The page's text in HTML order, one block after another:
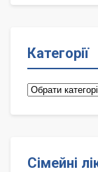
Категорії
Категорії
Сімейні